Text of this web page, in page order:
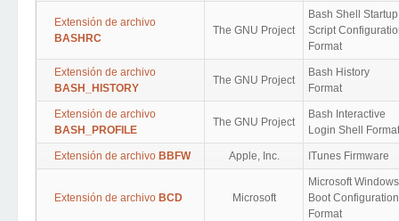
Extensión de archivo
BASHRC
The GNU Project
Bash Shell Startup
Script
Format
Extensión de archivo
BASH_HISTORY
The GNU Project
Bash History
Format
Extensión de archivo
BASH_PROFILE
The GNU Project
Bash Interactive
Login Shell Format
Extensión de archivo BBFW Apple, Inc. ITunes Firmware
Extensión de archivo BCD Microsoft
Microsoft Windows
Boot Configuration
Format